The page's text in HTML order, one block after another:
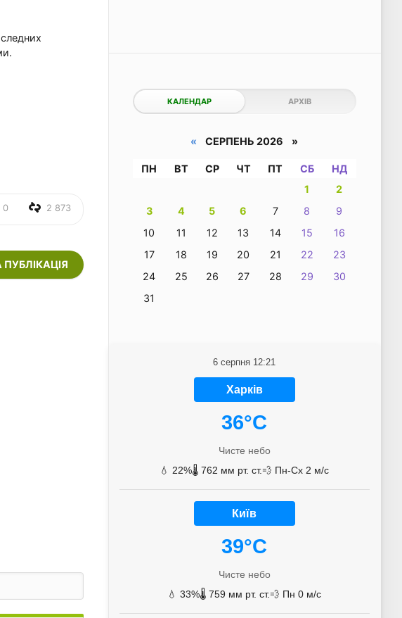
0 2 873
КАЛЕНДАР АРХІВ
« СЕРПЕНЬ 2026 »
ПН ВТ СР ЧТ ПТ СБ
НД
1
2
3
4 5 6 7 8
9
10
11 12 13 14 15
16
17
18 19 20 21 22
23
24
25 26 27 28 29
30
31
6 серпня 12:21
Харків
36°C
Чисте небо
💧 22%🌡️ 762 мм рт. ст.💨 Пн-Сх 2 м/с
Київ
39°C
Чисте небо
💧 33%🌡️ 759 мм рт. ст.💨 Пн 0 м/с